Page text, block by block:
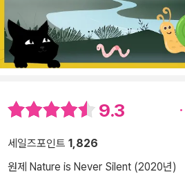
9.3
세일즈포인트 1,826
원제 Nature is Never Silent (2020년)